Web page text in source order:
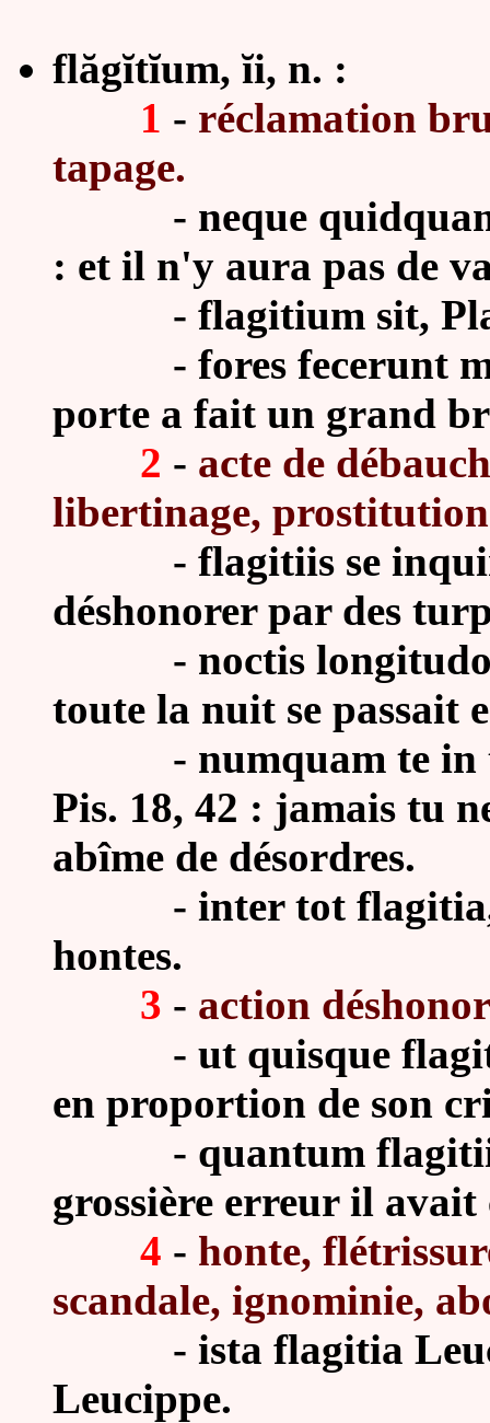
flăgĭtĭum, ĭi, n. :
1 - réclamation
tapage.
- neque quidquam
: et il n'y aura pas de
- flagitium sit,
- fores fecerunt
porte a fait un grand
2 - acte de
libertinage,
- flagitiis se
déshonorer par des
- noctis longitudo
toute la nuit se passait
- numquam te in
Pis. 18, 42 : jamais tu
abîme de désordres.
- inter tot flagitia,
hontes.
3 - action
- ut quisque
en proportion de son
- quantum flagitii
grossière erreur il avait
4 - honte,
scandale, ignominie,
- ista flagitia
Leucippe.